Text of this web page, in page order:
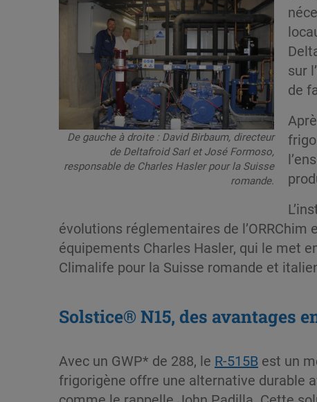
De gauche à droite : David Birbaum, directeur
de Deltafroid Sarl et José Formoso,
responsable de Charles Hasler pour la Suisse
romande.
sur
de
évolutions réglementaires de
équipements Charles Hasler, qui le met
Climalife pour la Suisse romande et
Solstice® N15, des avantages
Avec un GWP* de 288, le R-515B est un
frigorigène offre une alternative durable